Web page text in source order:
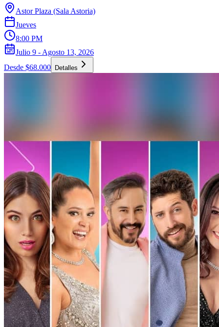
Astor Plaza (Sala Astoria)
Jueves
8:00 PM
Julio 9 - Agosto 13, 2026
Desde $68.000 Detalles